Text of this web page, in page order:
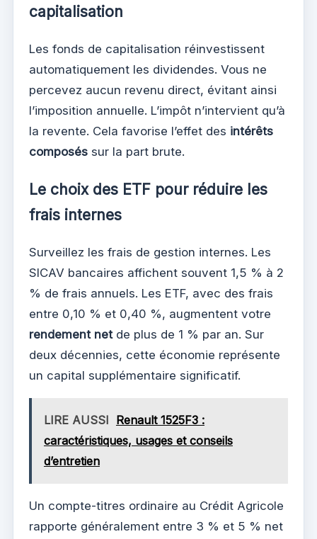
capitalisation
Les fonds de capitalisation réinvestissent
automatiquement les dividendes. Vous ne
percevez aucun revenu direct, évitant ainsi
l’imposition annuelle. L’impôt n’intervient qu’à
la revente. Cela favorise l’effet des intérêts
composés sur la part brute.
Le choix des ETF pour réduire les
frais internes
Surveillez les frais de gestion internes. Les
SICAV bancaires affichent souvent 1,5 % à 2
% de frais annuels. Les ETF, avec des frais
entre 0,10 % et 0,40 %, augmentent votre
rendement net de plus de 1 % par an. Sur
deux décennies, cette économie représente
un capital supplémentaire significatif.
LIRE AUSSI Renault 1525F3 :
caractéristiques, usages et conseils
d’entretien
Un compte-titres ordinaire au Crédit Agricole
rapporte généralement entre 3 % et 5 % net